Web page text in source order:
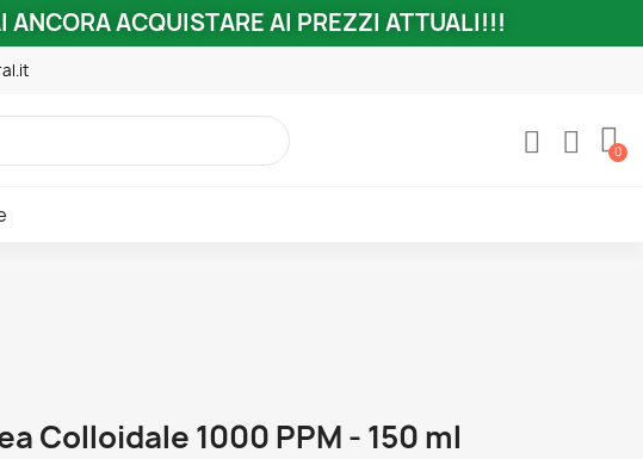
ACQUISTARE AI PREZZI ATTUALI!!!
Colloidale 1000 PPM - 150 ml